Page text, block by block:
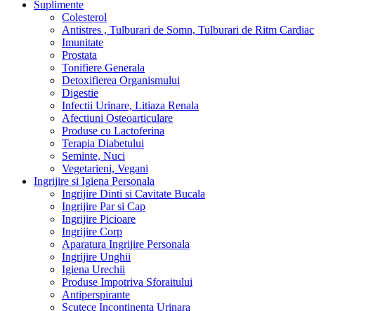
Suplimente
Colesterol
Antistres , Tulburari de Somn, Tulburari de Ritm Cardiac
Imunitate
Prostata
Tonifiere Generala
Detoxifierea Organismului
Digestie
Infectii Urinare, Litiaza Renala
Afectiuni Osteoarticulare
Produse cu Lactoferina
Terapia Diabetului
Seminte, Nuci
Vegetarieni, Vegani
Ingrijire si Igiena Personala
Ingrijire Dinti si Cavitate Bucala
Ingrijire Par si Cap
Ingrijire Picioare
Ingrijire Corp
Aparatura Ingrijire Personala
Ingrijire Unghii
Igiena Urechii
Produse Impotriva Sforaitului
Antiperspirante
Scutece Incontinenta Urinara